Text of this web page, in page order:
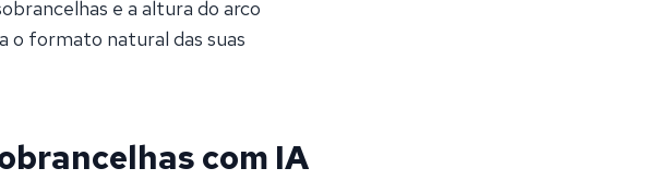
e a altura do arco
o formato natural das suas
com IA